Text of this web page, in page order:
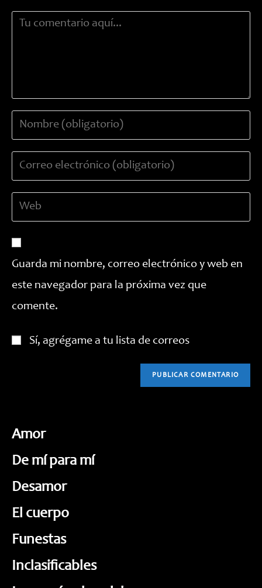
Comentario
usuario
para
de
para
comentar
(opcional)
Guarda mi nombre, correo electrónico y web en
este navegador para la próxima vez que
comente.
Sí, agrégame a tu lista de correos
Amor
De mí para mí
Desamor
El cuerpo
Funestas
Inclasificables